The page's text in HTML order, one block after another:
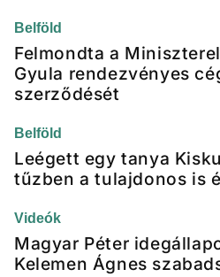
Belföld
Felmondta a
Gyula rendezvényes
szerződését
Belföld
Leégett egy tanya
tűzben a tulajdonos is
Videók
Magyar Péter
Kelemen Ágnes